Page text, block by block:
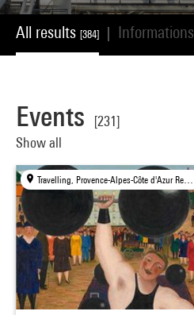
All results [384] Informations
Events
[231]
Show all
Travelling, Provence-Alpes-Côte d'Azur Region